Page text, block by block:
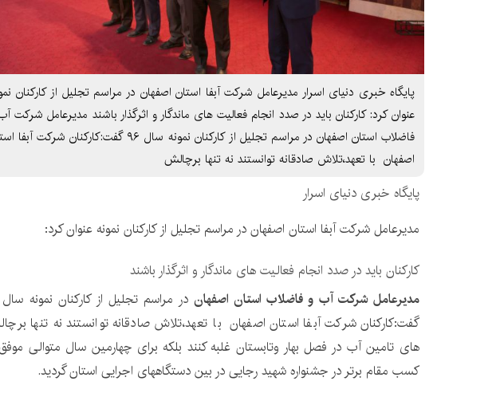
پایگاه خبری دنیای اسرار مدیرعامل شرکت آبفا استان اصفهان در مراسم تجلیل از کارکنان
عنوان کرد: کارکنان باید در صدد انجام فعالیت های ماندگار و اثرگذار باشند مدیرعامل شرکت
فاضلاب استان اصفهان در مراسم تجلیل از کارکنان نمونه سال ۹۶ گفت:کارکنان شرکت
اصفهان با تعهد،تلاش صادقانه توانستند نه تنها برچالش
پایگاه خبری دنیای اسرار
مدیرعامل شرکت آبفا استان اصفهان در مراسم تجلیل از کارکنان نمونه عنوان کرد:
کارکنان باید در صدد انجام فعالیت های ماندگار و اثرگذار باشند
مدیرعامل شرکت آب و فاضلاب استان اصفهان
گفت:کارکنان شرکت آبفا استان اصفهان با تعهد،تلاش صادقانه توانستند نه تنها
های تامین آب در فصل بهار وتابستان غلبه کنند بلکه برای چهارمین سال متوالی
کسب مقام برتر در جشنواره شهید رجایی در بین دستگاههای اجرایی استان گردید.